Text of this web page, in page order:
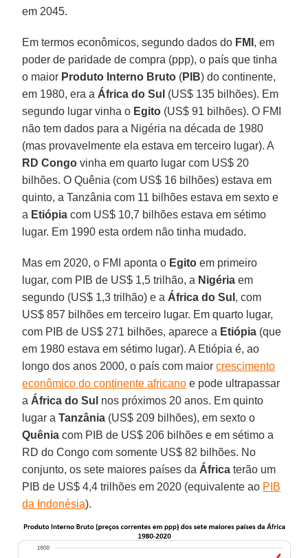
em 2045.
Em termos econômicos, segundo dados do FMI , em
poder de paridade de compra (ppp), o país que tinha
o maior Produto Interno Bruto (PIB) do continente,
em 1980, era a África do Sul (US$ 135 bilhões). Em
segundo lugar vinha o Egito (US$ 91 bilhões). O FMI
não tem dados para a Nigéria na década de 1980
(mas provavelmente ela estava em terceiro lugar). A
RD Congo vinha em quarto lugar com US$ 20
bilhões. O Quênia (com US$ 16 bilhões) estava em
quinto, a Tanzânia com 11 bilhões estava em sexto e
a Etiópia com US$ 10,7 bilhões estava em sétimo
lugar. Em 1990 esta ordem não tinha mudado.
Mas em 2020, o FMI aponta o Egito em primeiro
lugar, com PIB de US$ 1,5 trilhão, a Nigéria em
segundo (US$ 1,3 trilhão) e a África do Sul , com
US$ 857 bilhões em terceiro lugar. Em quarto lugar,
com PIB de US$ 271 bilhões, aparece a Etiópia (que
em 1980 estava em sétimo lugar). A Etiópia é, ao
longo dos anos 2000, o país com maiorcrescimento
econômico do continente africano e pode ultrapassar
a África do Sul nos próximos 20 anos. Em quinto
lugar aTanzânia (US$ 209 bilhões), em sexto o
Quênia com PIB de US$ 206 bilhões e em sétimo a
RD do Congo com somente US$ 82 bilhões. No
conjunto, os sete maiores países da África terão um
PIB de US$ 4,4 trilhões em 2020 (equivalente ao PIB
da Indonésia).